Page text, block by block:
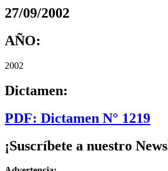
27/09/2002
AÑO:
2002
Dictamen:
PDF: Dictamen N° 1219
¡Suscríbete a nuestro